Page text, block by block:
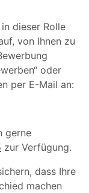
dieser Rolle
von Ihnen zu
oder
per E-Mail an:
gerne
zur Verfügung.
dass Ihre
machen